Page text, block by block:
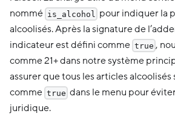
nommé is_alcohol
pour indiquer la
alcoolisés. Après la signature de
indicateur est défini comme true ,
comme 21+ dans notre système
assurer que tous les articles
comme true dans le menu pour
juridique.